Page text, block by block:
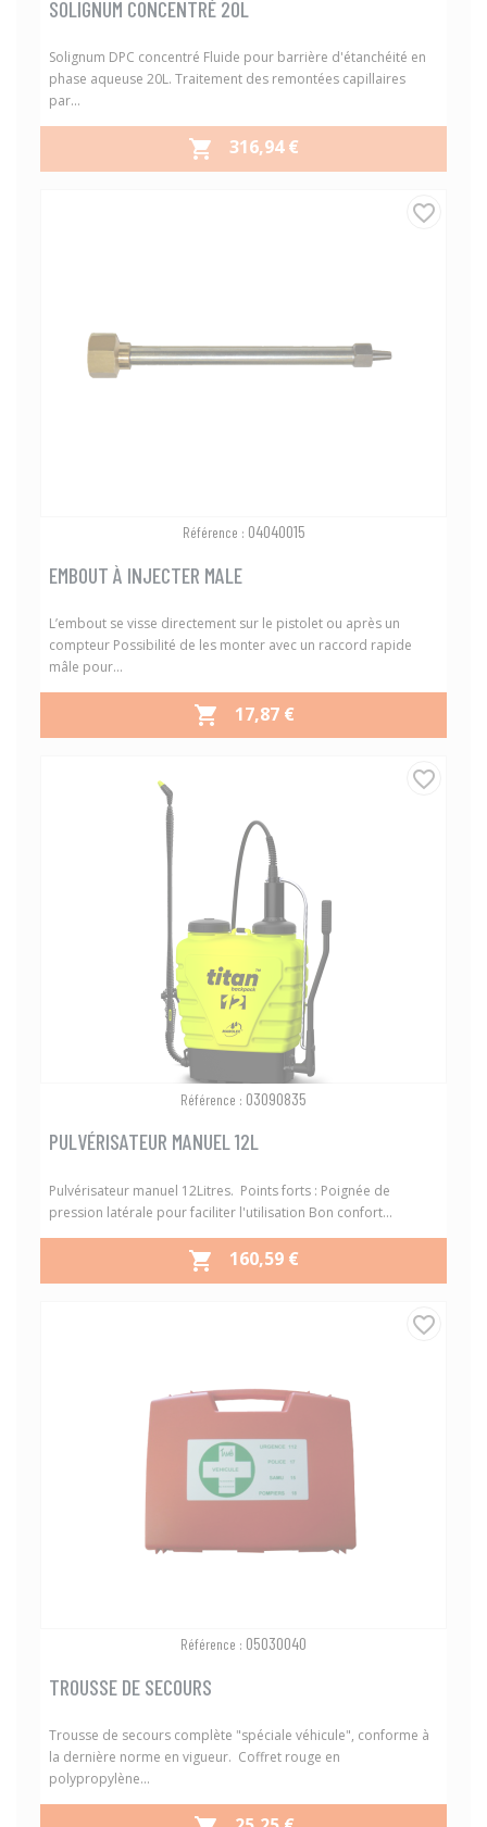
SOLIGNUM CONCENTRÉ 20L
Solignum DPC concentré Fluide pour barrière d'étanchéité en
phase aqueuse 20L. Traitement des remontées capillaires
par...
 PRIX
316,94 €
Référence : 04040015
EMBOUT À INJECTER MALE
L’embout se visse directement sur le pistolet ou après un
compteur Possibilité de les monter avec un raccord rapide
mâle pour...
 PRIX
17,87 €
favorite_border
Référence : 03090835
PULVÉRISATEUR MANUEL 12L
Pulvérisateur manuel 12Litres. Points forts : Poignée de
pression latérale pour faciliter l'utilisation Bon confort...
 PRIX
160,59 €
favorite_border
Référence : 05030040
TROUSSE DE SECOURS
Trousse de secours complète "spéciale véhicule", conforme à
la dernière norme en vigueur. Coffret rouge en
polypropylène...
favorite_border